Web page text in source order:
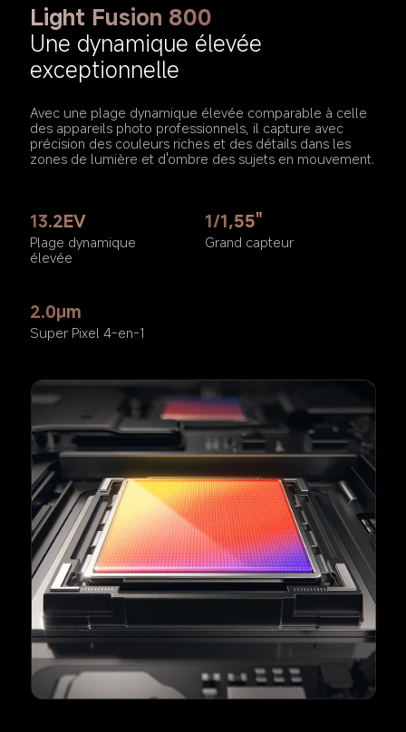
Light Fusion 800
Une dynamique élevée
exceptionnelle
Avec une plage dynamique élevée comparable à celle
des appareils photo professionnels, il capture avec
précision des couleurs riches et des détails dans les
zones de lumière et d'ombre des sujets en mouvement.
13.2EV
Plage dynamique
élevée
1/1,55"
Grand capteur
2.0μm
Super Pixel 4-en-1